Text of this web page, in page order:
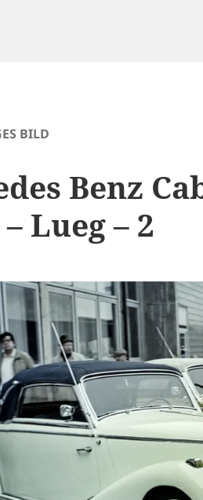
BILD
Benz
Lueg – 2